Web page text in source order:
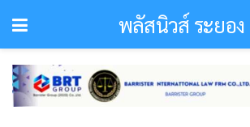
พลัสนิวส์ ระยอง